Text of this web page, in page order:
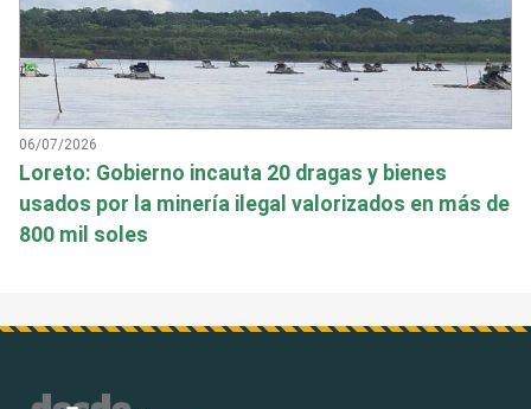
06/07/2026
Loreto: Gobierno incauta 20 dragas y bienes
usados por la minería ilegal valorizados en más de
800 mil soles